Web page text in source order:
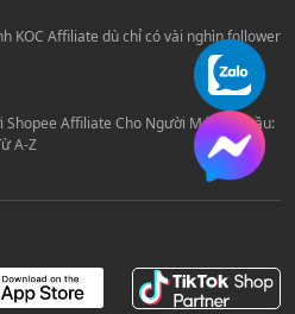
KOC Affiliate dù chỉ có vài nghìn follower
Shopee Affiliate Cho Người Mới Bắt Đầu:
A-Z